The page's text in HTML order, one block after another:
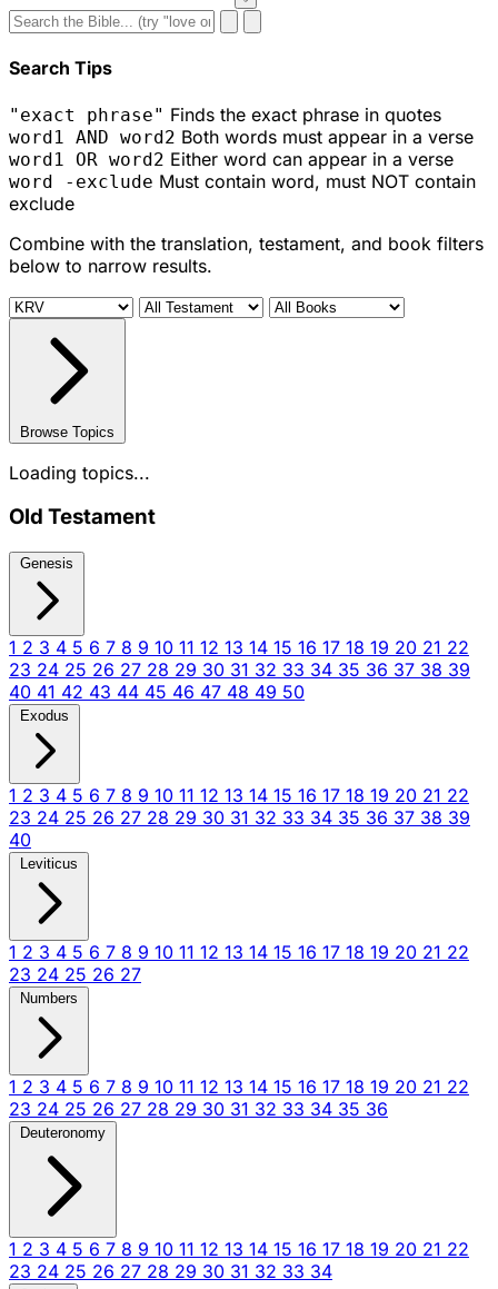
Search Tips
"exact phrase" Finds the exact phrase in quotes
word1 AND word2 Both words must appear in a verse
word1 OR word2 Either word can appear in a verse
word -exclude Must contain word, must NOT contain
exclude
Combine with the translation, testament, and book filters
below to narrow results.
Browse Topics
Loading topics...
Old Testament
Genesis
1 2 3 4 5 6 7 8 9 10 11 12 13 14 15 16 17 18 19 20 21 22
23 24 25 26 27 28 29 30 31 32 33 34 35 36 37 38 39
40 41 42 43 44 45 46 47 48 49 50
Exodus
1 2 3 4 5 6 7 8 9 10 11 12 13 14 15 16 17 18 19 20 21 22
23 24 25 26 27 28 29 30 31 32 33 34 35 36 37 38 39
40
Leviticus
1 2 3 4 5 6 7 8 9 10 11 12 13 14 15 16 17 18 19 20 21 22
23 24 25 26 27
Numbers
1 2 3 4 5 6 7 8 9 10 11 12 13 14 15 16 17 18 19 20 21 22
23 24 25 26 27 28 29 30 31 32 33 34 35 36
Deuteronomy
1 2 3 4 5 6 7 8 9 10 11 12 13 14 15 16 17 18 19 20 21 22
23 24 25 26 27 28 29 30 31 32 33 34